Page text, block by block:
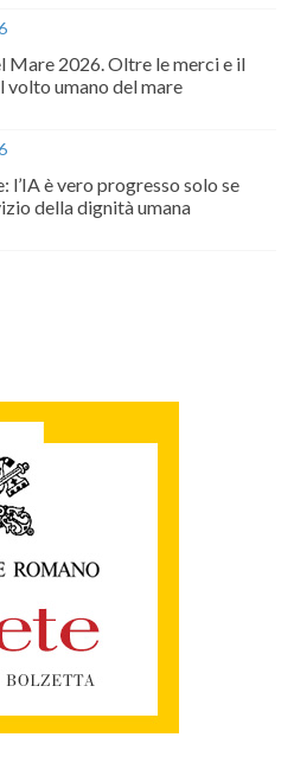
Mare 2026. Oltre le merci e il
volto umano del mare
l’IA è vero progresso solo se
della dignità umana